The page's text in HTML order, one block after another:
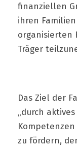
finanziellen
ihren
organisierten
Träger
Das Ziel der
„durch
zu fördern,